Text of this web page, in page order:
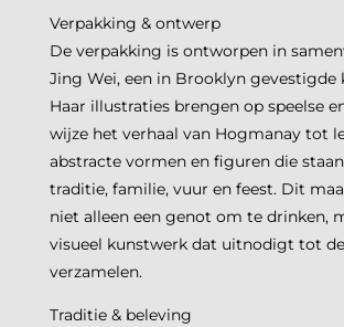
Verpakking & ontwerp
De verpakking is ontworpen in
Jing Wei, een in Brooklyn gevestigde
Haar illustraties brengen op speelse
wijze het verhaal van Hogmanay tot
abstracte vormen en figuren die
traditie, familie, vuur en feest. Dit
niet alleen een genot om te drinken,
visueel kunstwerk dat uitnodigt tot
verzamelen.
Traditie & beleving